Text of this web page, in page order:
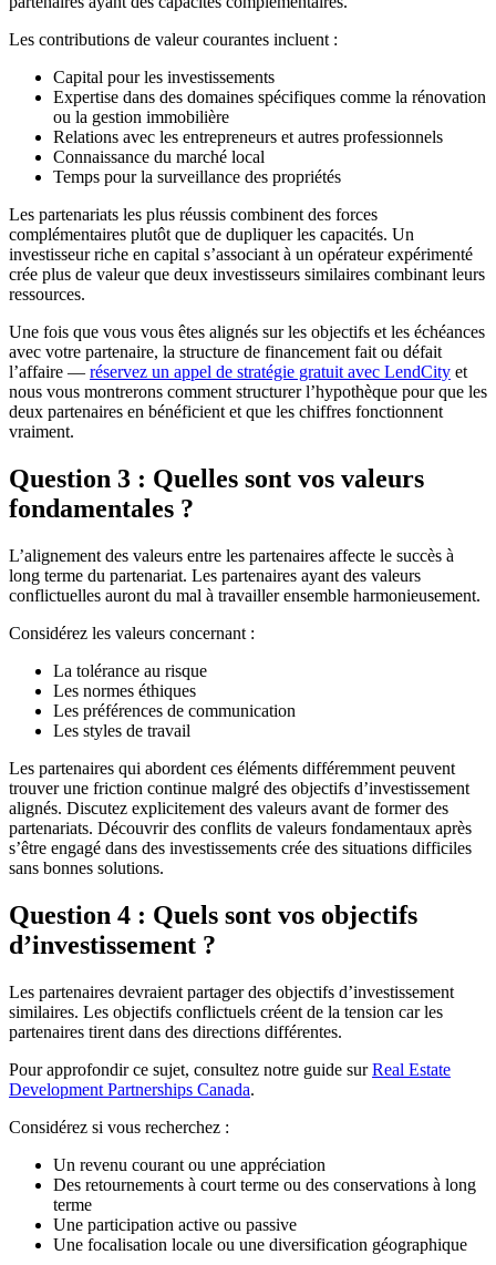
Les contributions de valeur courantes incluent :
Capital pour les investissements
Expertise dans des domaines spécifiques comme la rénovation
ou la gestion immobilière
Relations avec les entrepreneurs et autres professionnels
Connaissance du marché local
Temps pour la surveillance des propriétés
Les partenariats les plus réussis combinent des forces
complémentaires plutôt que de dupliquer les capacités. Un
investisseur riche en capital s’associant à un opérateur expérimenté
crée plus de valeur que deux investisseurs similaires combinant leurs
ressources.
Une fois que vous vous êtes alignés sur les objectifs et les échéances
avec votre partenaire, la structure de financement fait ou défait
l’affaire — réservez un appel de stratégie gratuit avec LendCity et
nous vous montrerons comment structurer l’hypothèque pour que les
deux partenaires en bénéficient et que les chiffres fonctionnent
vraiment.
Question 3 : Quelles sont vos valeurs
fondamentales ?
L’alignement des valeurs entre les partenaires affecte le succès à
long terme du partenariat. Les partenaires ayant des valeurs
conflictuelles auront du mal à travailler ensemble harmonieusement.
Considérez les valeurs concernant :
La tolérance au risque
Les normes éthiques
Les préférences de communication
Les styles de travail
Les partenaires qui abordent ces éléments différemment peuvent
trouver une friction continue malgré des objectifs d’investissement
alignés. Discutez explicitement des valeurs avant de former des
partenariats. Découvrir des conflits de valeurs fondamentaux après
s’être engagé dans des investissements crée des situations difficiles
sans bonnes solutions.
Question 4 : Quels sont vos objectifs
d’investissement ?
Les partenaires devraient partager des objectifs d’investissement
similaires. Les objectifs conflictuels créent de la tension car les
partenaires tirent dans des directions différentes.
Pour approfondir ce sujet, consultez notre guide surReal Estate
Development Partnerships Canada.
Considérez si vous recherchez :
Un revenu courant ou une appréciation
Des retournements à court terme ou des conservations à long
terme
Une participation active ou passive
Une focalisation locale ou une diversification géographique